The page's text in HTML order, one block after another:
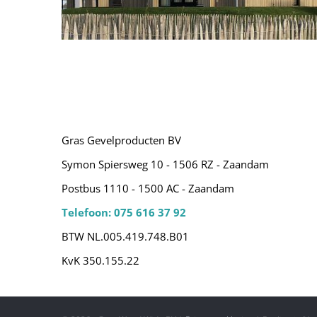
Tholen – Oesterdam Resort
Gras Gevelproducten BV
Symon Spiersweg 10 - 1506 RZ - Zaandam
Postbus 1110 - 1500 AC - Zaandam
Telefoon: 075 616 37 92
BTW NL.005.419.748.B01
KvK 350.155.22